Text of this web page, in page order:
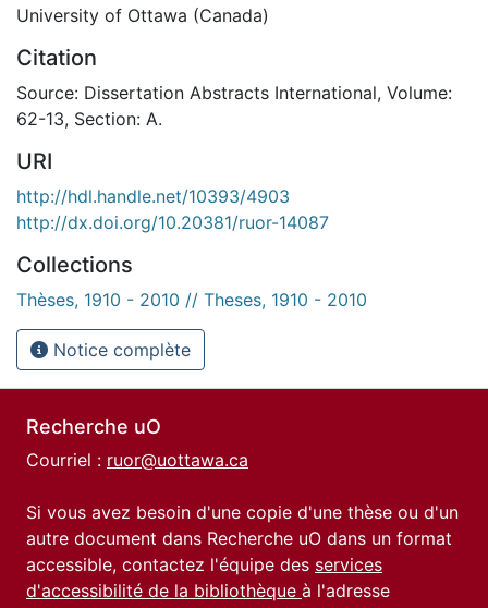
University of Ottawa (Canada)
Citation
Source: Dissertation Abstracts International, Volume:
62-13, Section: A.
URI
http://hdl.handle.net/10393/4903
http://dx.doi.org/10.20381/ruor-14087
Collections
Thèses, 1910 - 2010 // Theses, 1910 - 2010
Notice complète
Recherche uO
Courriel : ruor@uottawa.ca
Si vous avez besoin d'une copie d'une thèse ou d'un
autre document dans Recherche uO dans un format
accessible, contactez l'équipe des services
d'accessibilité de la bibliothèque à l'adresse